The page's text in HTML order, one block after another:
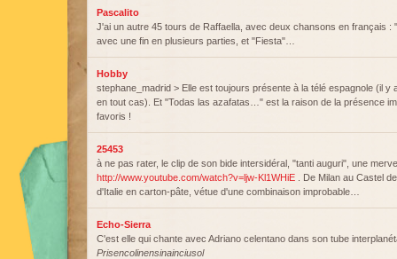
Pascalito
J'ai un autre 45 tours de Raffaella, avec deux chansons en français :
avec une fin en plusieurs parties, et "Fiesta"…
Hobby
stephane_madrid > Elle est toujours présente à la télé espagnole (il y
en tout cas). Et "Todas las azafatas…" est la raison de la présence
favoris !
25453
à ne pas rater, le clip de son bide intersidéral, "tanti auguri", une
http://www.youtube.com/watch?v=ljw-Kl1WHiE . De Milan au Castel
d'Italie en carton-pâte, vétue d'une combinaison improbable…
Echo-Sierra
C'est elle qui chante avec Adriano celentano dans son tube
Prisencolinensinainciusol